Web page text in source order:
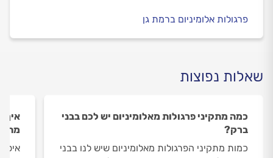
פרגולות אלומיניום ברמת גן
שאלות נפוצות
כמה מתקיני פרגולות מאלומיניום יש לכם בבני
ברק?
כמות מתקיני הפרגולות מאלומיניום שיש לנו בבני
איך